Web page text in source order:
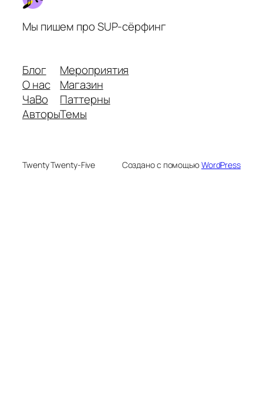
Мы пишем про SUP-сёрфинг
Блог
О нас
ЧаВо
Авторы
Мероприятия
Магазин
Паттерны
Темы
Twenty Twenty-Five Создано с помощьюWordPress